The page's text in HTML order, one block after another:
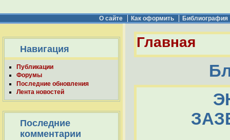
О сайте Как оформить Библиография
Навигация
Публикации
Форумы
Последние обновления
Лента новостей
Последние
комментарии
Главная